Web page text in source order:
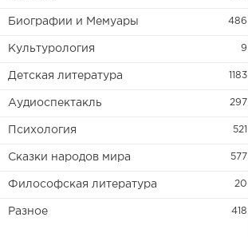
Биографии и Мемуары 486
Культурология 9
Детская литература 1183
Аудиоспектакль 297
Психология 521
Сказки народов мира 577
Философская литература 20
Разное 418